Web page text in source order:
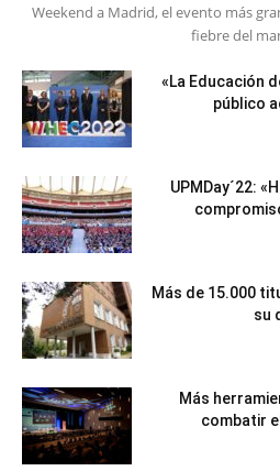
Weekend a Madrid, el evento más
fiebre del
«La Educación
público
UPMDay´22:
Más de 15.000
su
Más
combatir